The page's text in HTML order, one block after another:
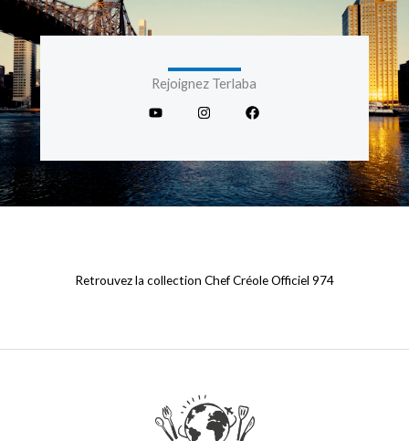
Rejoignez Terlaba
o
b
e
n
g
r
a
m
a
o
o
k
Retrouvez la collection Chef Créole Officiel 974